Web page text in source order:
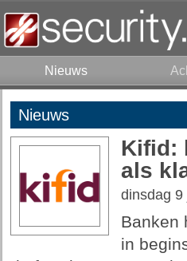
Nieuws
Nieuws
Kifid:
als
dinsdag 9
Banken
in